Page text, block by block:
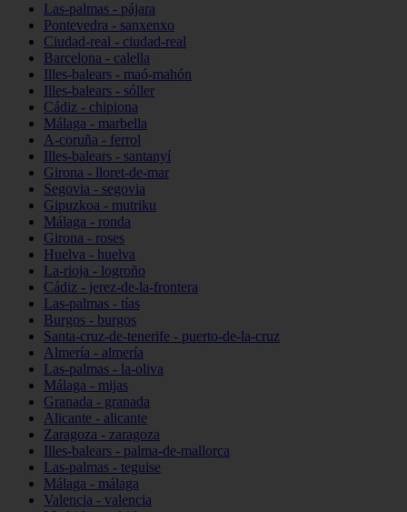
Las-palmas - pájara
Pontevedra - sanxenxo
Ciudad-real - ciudad-real
Barcelona - calella
Illes-balears - maó-mahón
Illes-balears - sóller
Cádiz - chipiona
Málaga - marbella
A-coruña - ferrol
Illes-balears - santanyí
Girona - lloret-de-mar
Segovia - segovia
Gipuzkoa - mutriku
Málaga - ronda
Girona - roses
Huelva - huelva
La-rioja - logroño
Cádiz - jerez-de-la-frontera
Las-palmas - tías
Burgos - burgos
Santa-cruz-de-tenerife - puerto-de-la-cruz
Almería - almería
Las-palmas - la-oliva
Málaga - mijas
Granada - granada
Alicante - alicante
Zaragoza - zaragoza
Illes-balears - palma-de-mallorca
Las-palmas - teguise
Málaga - málaga
Valencia - valencia